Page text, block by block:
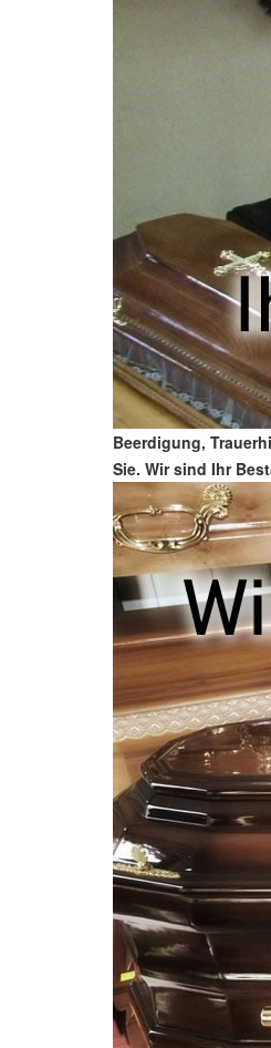
Beerdigung,
Sie. Wir sind Ihr